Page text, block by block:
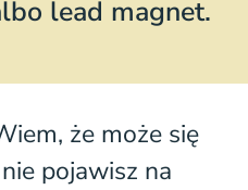
lead magnet.
że może się
pojawisz na